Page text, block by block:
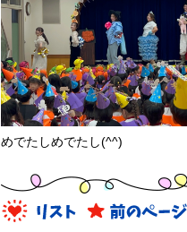
めでたしめでたし(^^)